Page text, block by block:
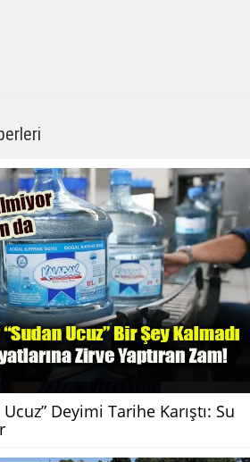
Deyimi Tarihe Karıştı: Su